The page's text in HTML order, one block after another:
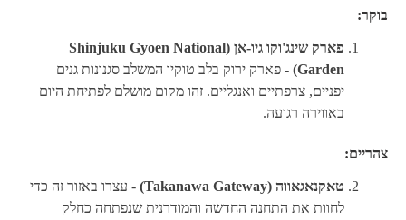
בוקר:
פארק שינג'וקו גיו-אן (Shinjuku Gyoen National
Garden) - פארק ירוק בלב טוקיו המשלב סגנונות גנים
יפניים, צרפתיים ואנגליים. זהו מקום מושלם לפתיחת היום
באווירה רגועה.
צהריים:
טאקנאגאווה (Takanawa Gateway)
- עצרו באזור זה כדי
לחוות את התחנה החדשה והמודרנית שנפתחה כחלק